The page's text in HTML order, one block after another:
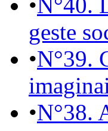
geste
•N°39.
•N°38.